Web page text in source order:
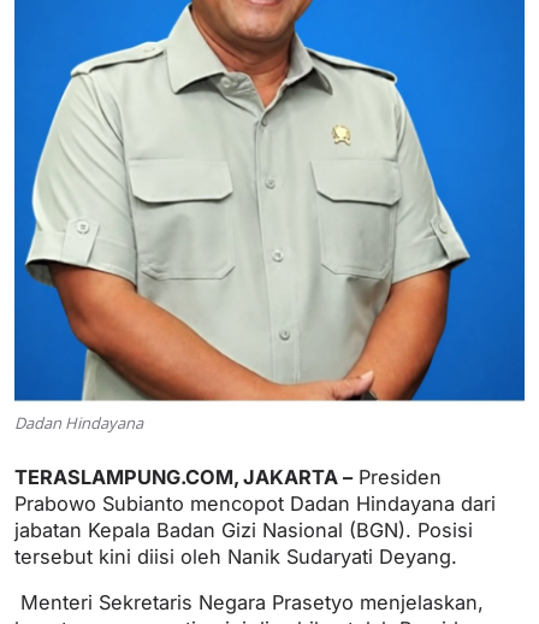
Dadan Hindayana
TERASLAMPUNG.COM, JAKARTA –Presiden
Prabowo Subianto mencopot Dadan Hindayana dari
jabatan Kepala Badan Gizi Nasional (BGN). Posisi
tersebut kini diisi oleh Nanik Sudaryati Deyang.
Menteri Sekretaris Negara Prasetyo menjelaskan,